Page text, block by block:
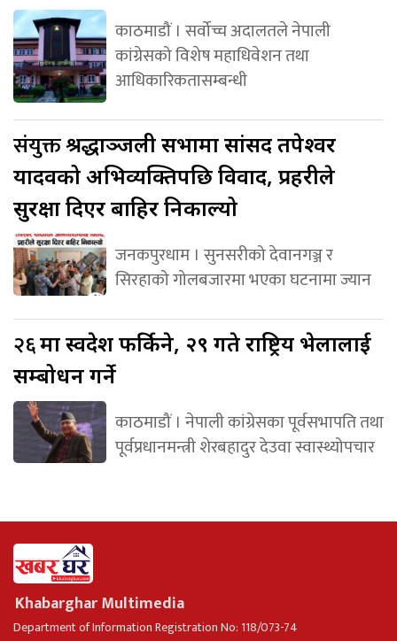
काठमाडौं । सर्वोच्च अदालतले नेपाली
कांग्रेसको विशेष महाधिवेशन तथा
आधिकारिकतासम्बन्धी
संयुक्तश्रद्धाञ्जली सभामा सांसद तपेश्वर
यादवको अभिव्यक्तिपछि विवाद, प्रहरीले
सुरक्षा दिएर बाहिर निकाल्यो
जनकपुरधाम । सुनसरीको देवानगञ्ज र
सिरहाको गोलबजारमा भएका घटनामा ज्यान
२६मा स्वदेश फर्किने, २९ गते राष्ट्रिय भेलालाई
सम्बोधन गर्ने
काठमाडौं । नेपाली कांग्रेसका पूर्वसभापति तथा
पूर्वप्रधानमन्त्री शेरबहादुर देउवा स्वास्थ्योपचार
Khabarghar Multimedia
Department of Information Registration No: 118/073-74